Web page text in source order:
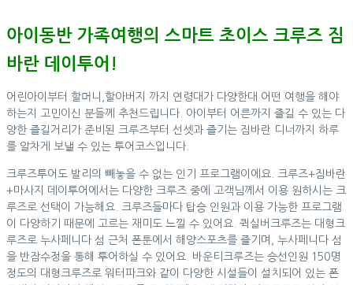
아이동반 가족여행의 스마트 초이스 크루즈 짐
바란 데이투어!
어린아이부터 할머니,할아버지 까지 연령대가 다양한대 어떤 여행을 해야
하는지 고민이신 분들께 추천드립니다. 아이부터 어른까지 즐길 수 있는 다
양한 즐길거리가 준비된 크루즈부터 선셋과 즐기는 짐바란 디너까지 하루
를 알차게 보낼 수 있는 투어코스입니다.
크루즈투어도 발리의 빼놓을 수 없는 인기 프로그램이에요. 크루즈+짐바란
+마사지 데이투어에서는 다양한 크루즈 중에 고객님께서 이용 원하시는 크
루즈로 선택이 가능해요. 크루즈들마다 탑승 인원과 이용 가능한 프로그램
이 다양하기 때문에 고르는 재미도 느낄 수 있어요. 퀵실버크루즈는 대형크
루즈로 누사페니다 섬 근처 폰툰에서 해양스포츠를 즐기며, 누사페니다 섬
을 반잠수정을 통해 투어하실 수 있어요. 바운티크루즈는 승선인원 150명
정도의 대형크루즈로 워터파크와 같이 다양한 시설들이 설치되어 있는 폰